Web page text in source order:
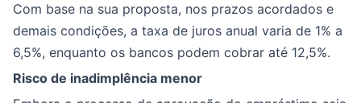
Com base na sua proposta, nos prazos acordados e
demais condições, a taxa de juros anual varia de 1% a
6,5%, enquanto os bancos podem cobrar até 12,5%.
Risco de inadimplência menor